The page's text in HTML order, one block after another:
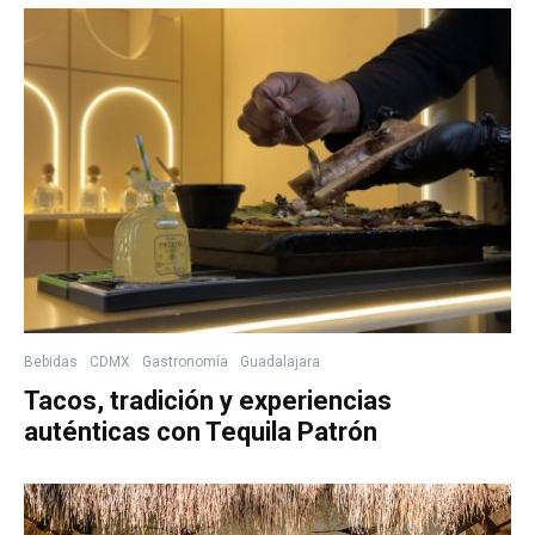
Bebidas CDMX Gastronomía Guadalajara
Tacos, tradición y experiencias
auténticas con Tequila Patrón